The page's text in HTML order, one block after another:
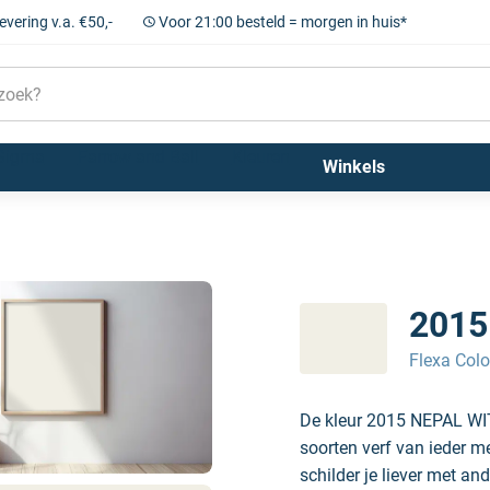
v.a. €50,- Voor 21:00 besteld = morgen in huis*
Winkels
Flexa
De kleur 2015 NEPAL
soorten verf van ieder
schilder je liever met